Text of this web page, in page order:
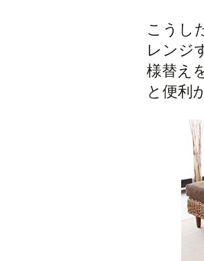
こうし
レンジ
様替え
と便利